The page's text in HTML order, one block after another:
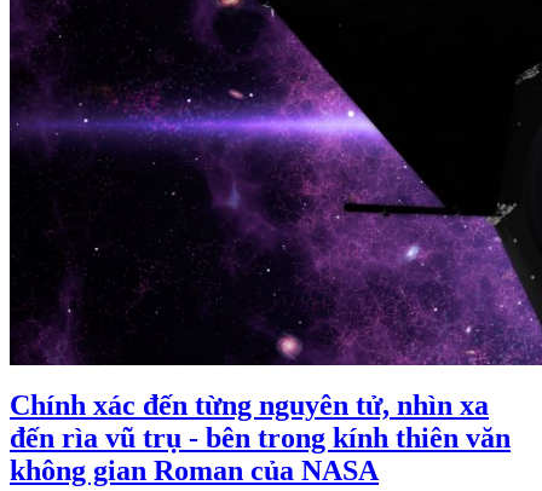
Chính xác đến từng nguyên tử, nhìn xa
đến rìa vũ trụ - bên trong kính thiên văn
không gian Roman của NASA